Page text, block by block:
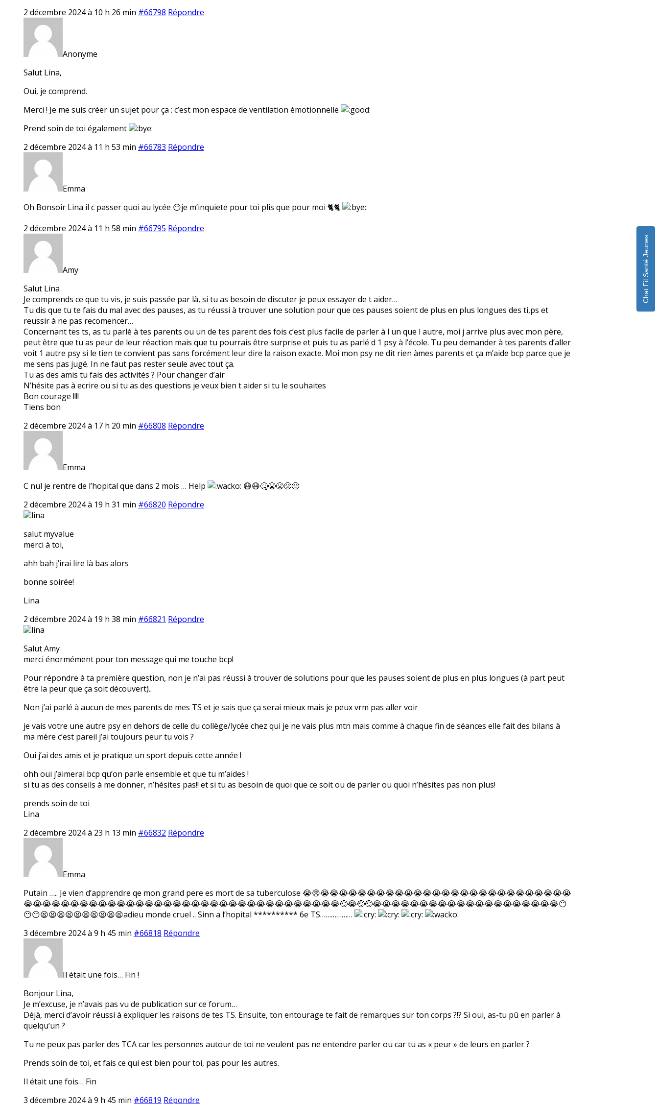
2 décembre 2024 à 10 h 26 min #66798 Répondre
Anonyme
Salut Lina,
Oui, je comprend.
Merci ! Je me suis créer un sujet pour ça : c’est mon espace de ventilation émotionnelle
Prend soin de toi également
2 décembre 2024 à 11 h 53 min #66783 Répondre
Emma
Oh Bonsoir Lina il c passer quoi au lycée 😶je m’inquiete pour toi plis que pour moi 🐈🐈
2 décembre 2024 à 11 h 58 min #66795 Répondre
Amy
Salut Lina
Je comprends ce que tu vis, je suis passée par là, si tu as besoin de discuter je peux essayer de t aider…
Tu dis que tu te fais du mal avec des pauses, as tu réussi à trouver une solution pour que ces pauses soient de plus en plus longues des ti,ps et
reussir à ne pas recomencer…
Concernant tes ts, as tu parlé à tes parents ou un de tes parent des fois c’est plus facile de parler à l un que l autre, moi j arrive plus avec mon père,
peut être que tu as peur de leur réaction mais que tu pourrais être surprise et puis tu as parlé d 1 psy à l’école. Tu peu demander à tes parents d’aller
voit 1 autre psy si le tien te convient pas sans forcément leur dire la raison exacte. Moi mon psy ne dit rien àmes parents et ça m’aide bcp parce que je
me sens pas jugé. In ne faut pas rester seule avec tout ça.
Tu as des amis tu fais des activités ? Pour changer d’air
N’hésite pas à ecrire ou si tu as des questions je veux bien t aider si tu le souhaites
Bon courage !!!!
Tiens bon
2 décembre 2024 à 17 h 20 min #66808 Répondre
Emma
C nul je rentre de l’hopital que dans 2 mois … Help
😷😷🤒😤😤😤😤
2 décembre 2024 à 19 h 31 min #66820 Répondre
lina
salut myvalue
merci à toi,
ahh bah j’irai lire là bas alors
bonne soirée!
Lina
2 décembre 2024 à 19 h 38 min #66821 Répondre
lina
Salut Amy
merci énormément pour ton message qui me touche bcp!
Pour répondre à ta première question, non je n’ai pas réussi à trouver de solutions pour que les pauses soient de plus en plus longues (à part peut
être la peur que ça soit découvert)..
Non j’ai parlé à aucun de mes parents de mes TS et je sais que ça serai mieux mais je peux vrm pas aller voir
je vais votre une autre psy en dehors de celle du collège/lycée chez qui je ne vais plus mtn mais comme à chaque fin de séances elle fait des bilans à
ma mère c’est pareil j’ai toujours peur tu vois ?
Oui j’ai des amis et je pratique un sport depuis cette année !
ohh oui j’aimerai bcp qu’on parle ensemble et que tu m’aides !
si tu as des conseils à me donner, n’hésites pas!! et si tu as besoin de quoi que ce soit ou de parler ou quoi n’hésites pas non plus!
prends soin de toi
Lina
2 décembre 2024 à 23 h 13 min #66832 Répondre
Emma
Putain ….. Je vien d’apprendre qe mon grand pere es mort de sa tuberculose 😭😢😭😭😭😭😭😭😭😭😭😭😭😭😭😭😭😭😭😭😭😭😭😭😭😭😭😭😭
😭😭😭😭😭😭😭😭😭😭😭😭😭😭😭😭😭😭😭😭😭😭😭😭😭😭😭😭😭😭😭😭😭😭🤕😭🤕🤕😭😭😭😭😭😭😭😭😭😭😭😭😭😭😭😭😭😭😭😭😶
😶😶😫😫😫😫😫😫😫😫😫😫adieu monde cruel .. Sinn a l’hopital ********** 6e TS………………
3 décembre 2024 à 9 h 45 min #66818 Répondre
Il était une fois… Fin !
Bonjour Lina,
Je m’excuse, je n’avais pas vu de publication sur ce forum…
Déjà, merci d’avoir réussi à expliquer les raisons de tes TS. Ensuite, ton entourage te fait de remarques sur ton corps ?!? Si oui, as-tu pû en parler à
quelqu’un ?
Tu ne peux pas parler des TCA car les personnes autour de toi ne veulent pas ne entendre parler ou car tu as « peur » de leurs en parler ?
Prends soin de toi, et fais ce qui est bien pour toi, pas pour les autres.
Il était une fois… Fin
3 décembre 2024 à 9 h 45 min #66819 Répondre
Chat Fil Santé Jeunes